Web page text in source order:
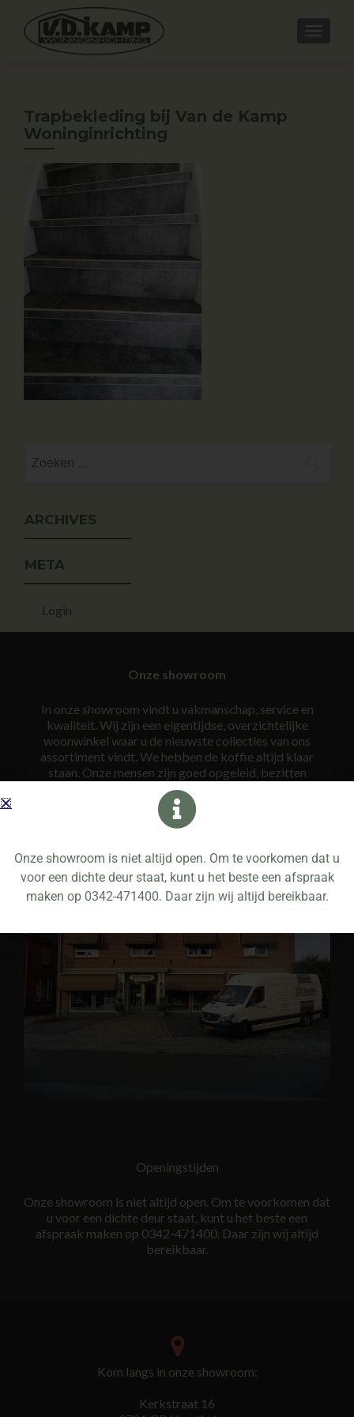
Trapbekleding bij Van de Kamp
Woninginrichting
ARCHIVES
META
Login
Onze showroom
In onze showroom vindt u vakmanschap, service en
kwaliteit. Wij zijn een eigentijdse, overzichtelijke
woonwinkel waar u de nieuwste collecties van ons
assortiment vindt. We hebben de koffie altijd klaar
staan. Onze mensen zijn goed opgeleid, bezitten
gedegen vakkennis en zijn ook nog eens op de hoogte
van alle laatste trends. Wij nemen ruim de tijd voor u om
uiteindelijk tot een gedegen advies te komen.
Openingstijden
Onze showroom is niet altijd open. Om te voorkomen dat
u voor een dichte deur staat, kunt u het beste een
afspraak maken op 0342-471400. Daar zijn wij altijd
bereikbaar.
Kom langs in onze showroom:
Kerkstraat 16
Onze showroom is niet altijd open. Om te voorkomen dat u
voor een dichte deur staat, kunt u het beste een afspraak
maken op 0342-471400. Daar zijn wij altijd bereikbaar.